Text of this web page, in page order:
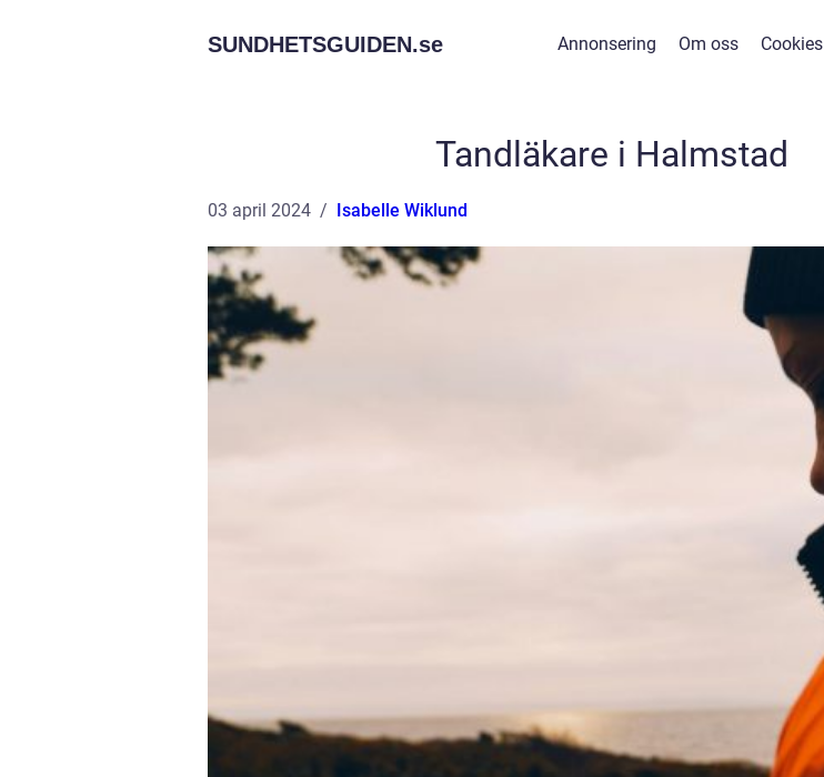
SUNDHETSGUIDEN.se Annonsering Om oss Cookies
Tandläkare i Halmstad
03 april 2024 Isabelle Wiklund